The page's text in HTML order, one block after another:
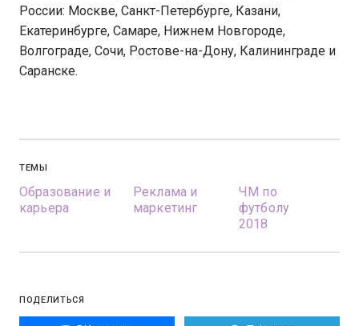
России: Москве, Санкт-Петербурге, Казани,
Екатеринбурге, Самаре, Нижнем Новгороде,
Волгограде, Сочи, Ростове-на-Дону, Калининграде и
Саранске.
ТЕМЫ
Образование и
карьера
Реклама и
маркетинг
ЧМ по
футболу
2018
ПОДЕЛИТЬСЯ